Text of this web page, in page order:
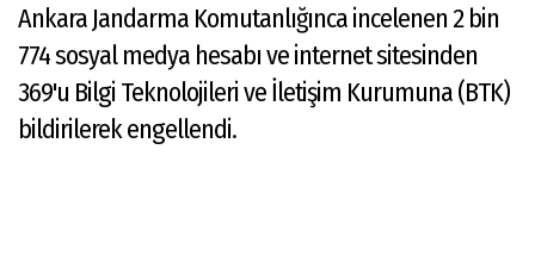
Ankara Jandarma Komutanlığınca incelenen 2 bin
774 sosyal medya hesabı ve internet sitesinden
369'u Bilgi Teknolojileri ve İletişim Kurumuna (BTK)
bildirilerek engellendi.